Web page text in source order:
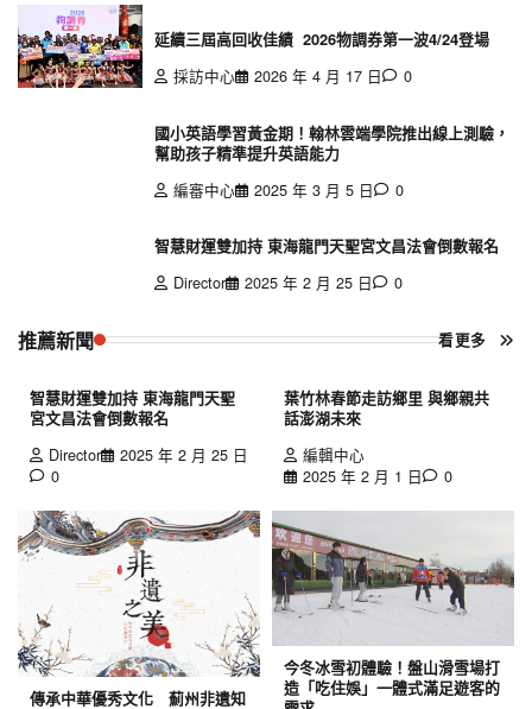
延續三屆高回收佳績 2026物調券第一波4/24登場
採訪中心
2026 年 4 月 17 日 0
國小英語學習黃金期！翰林雲端學院推出線上測驗，
幫助孩子精準提升英語能力
編審中心
2025 年 3 月 5 日 0
智慧財運雙加持 東海龍門天聖宮文昌法會倒數報名
Director
2025 年 2 月 25 日 0
推薦新聞 看更多
智慧財運雙加持 東海龍門天聖
宮文昌法會倒數報名
Director
2025 年 2 月 25 日
0
葉竹林春節走訪鄉里 與鄉親共
話澎湖未來
編輯中心
2025 年 2 月 1 日
0
傳承中華優秀文化 薊州非遺知
今冬冰雪初體驗！盤山滑雪場打
造「吃住娛」一體式滿足遊客的